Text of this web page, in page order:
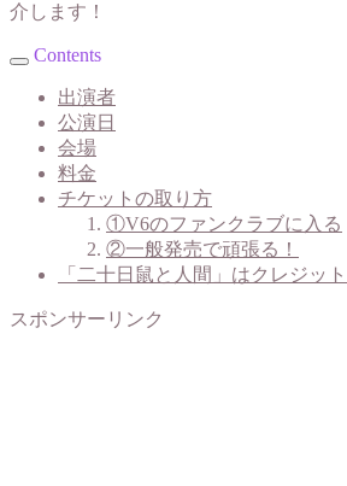
介します！
Contents
出演者
公演日
会場
料金
チケットの取り方
①V6のファンクラブに入る
②一般発売で頑張る！
「二十日鼠と人間」はクレジッ
スポンサーリンク